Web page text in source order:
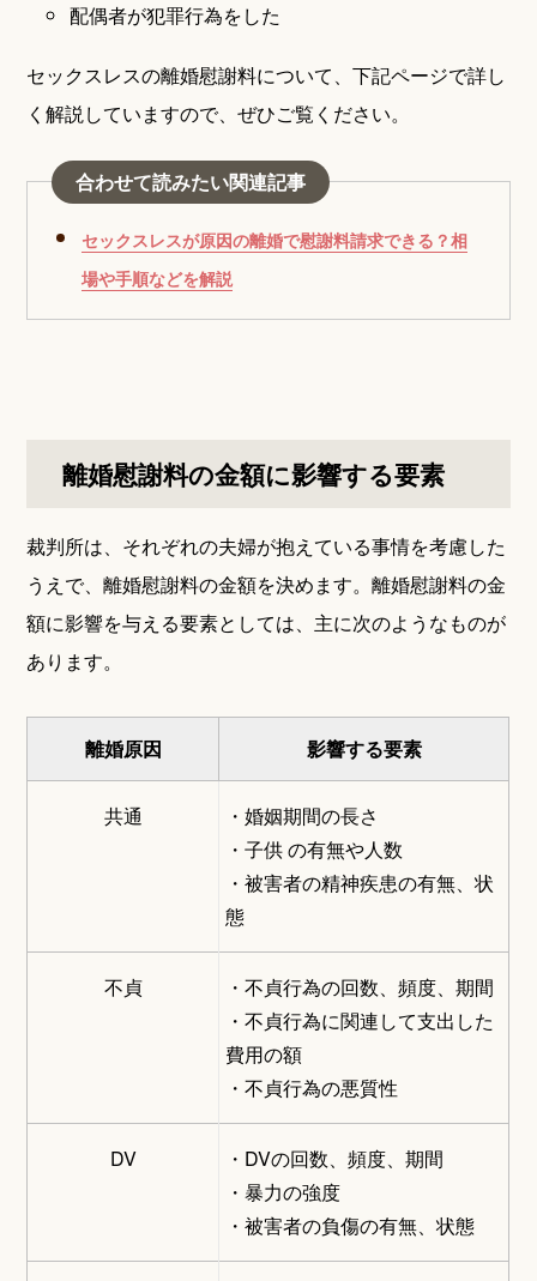
配偶者が犯罪行為をした
セックスレスの離婚慰謝料について、下記ページで詳し
く解説していますので、ぜひご覧ください。
合わせて読みたい関連記事
セックスレスが原因の離婚で慰謝料請求できる？相
場や手順などを解説
離婚慰謝料の金額に影響する要素
裁判所は、それぞれの夫婦が抱えている事情を考慮した
うえで、離婚慰謝料の金額を決めます。離婚慰謝料の金
額に影響を与える要素としては、主に次のようなものが
あります。
離婚原因 影響する要素
共通
・婚姻期間の長さ
・子供 の有無や人数
・被害者の精神疾患の有無、状
態
不貞
・不貞行為の回数、頻度、期間
・不貞行為に関連して支出した
費用の額
・不貞行為の悪質性
DV
・DVの回数、頻度、期間
・暴力の強度
・被害者の負傷の有無、状態